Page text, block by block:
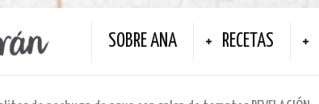
SOBRE ANA RECETAS